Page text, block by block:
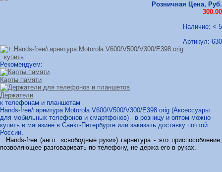
Розничная Цена, Руб.
300.00
Наличие: < 5
Артикул: 630
купить
Рекомендуем:
Карты памяти
Держатели
к телефонам и планшетам
Hands-free/гарнитура Motorola V600/V500/V300/E398 orig (Аксессуары
для мобильных телефонов и смартфонов) - в розницу и оптом можно
купить в магазине в Санкт-Петербурге или заказать доставку почтой
России.
Hands-free (англ. «свободные руки») гарнитура - это приспособление,
позволяющее разговаривать по телефону, не держа его в руках.